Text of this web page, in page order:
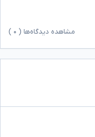
مشاهده دیدگاه‌ها ( ۰